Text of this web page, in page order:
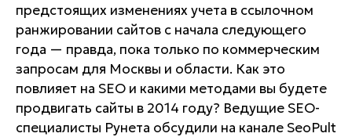
предстоящих изменениях учета в ссылочном
ранжировании сайтов с начала следующего
года — правда, пока только по коммерческим
запросам для Москвы и области. Как это
повлияет на SEO и какими методами вы будете
продвигать сайты в 2014 году? Ведущие SEO-
специалисты Рунета обсудили на канале SeoPult